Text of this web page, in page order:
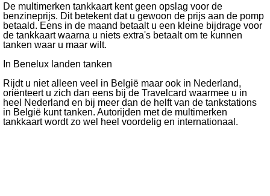
De multimerken tankkaart kent geen opslag voor de
benzineprijs. Dit betekent dat u gewoon de prijs aan de pomp
betaald. Eens in de maand betaalt u een kleine bijdrage voor
de tankkaart waarna u niets extra's betaalt om te kunnen
tanken waar u maar wilt.
In Benelux landen tanken
Rijdt u niet alleen veel in België maar ook in Nederland,
oriënteert u zich dan eens bij de Travelcard waarmee u in
heel Nederland en bij meer dan de helft van de tankstations
in België kunt tanken. Autorijden met de multimerken
tankkaart wordt zo wel heel voordelig en internationaal.